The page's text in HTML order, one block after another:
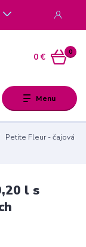
Menu
0
0 €
Petite Fleur - čajová
l s